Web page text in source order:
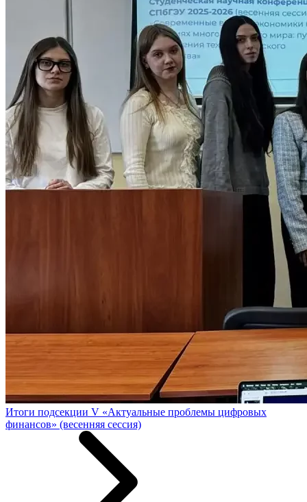
Итоги подсекции V «Актуальные проблемы цифровых
финансов» (весенняя сессия)